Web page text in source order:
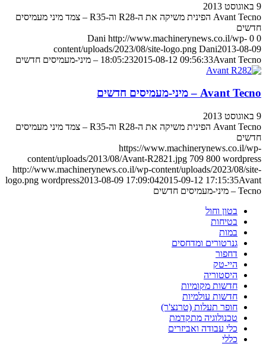
9 באוגוסט 2013
Avant Tecno הפינית משיקה את ה-R28 וה-R35 – צמד מיני מעמיסים
חדשים
0
0
Dani http://www.machinerynews.co.il/wp-
content/uploads/2023/08/site-logo.png Dani2013-08-09
18:05:232015-08-12 09:56:33Avant Tecno – מיני-מעמיסים חדשים
Avant Tecno – מיני-מעמיסים חדשים
9 באוגוסט 2013
Avant Tecno הפינית משיקה את ה-R28 וה-R35 – צמד מיני מעמיסים
חדשים
https://www.machinerynews.co.il/wp-
content/uploads/2013/08/Avant-R2821.jpg 709 800 wordpress
http://www.machinerynews.co.il/wp-content/uploads/2023/08/site-
logo.png wordpress2013-08-09 17:09:042015-09-12 17:15:35Avant
Tecno – מיני-מעמיסים חדשים
בטון וחול
בטיחות
במות
גנרטורים ומדחסים
דחפור
היי-טק
היסטוריה
חדשות מקומיות
חדשות עולמיות
חופר תעלות (טרנצ'ר)
טכנולוגיה מתקדמת
כלי עבודה ואביזרים
כללי